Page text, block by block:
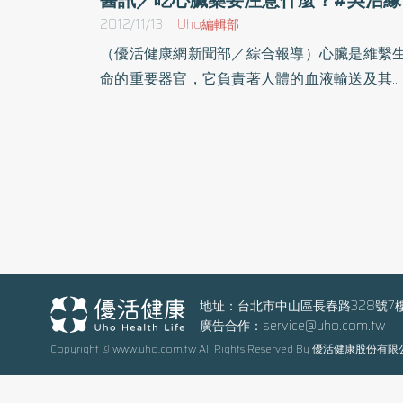
2012/11/13 Uho編輯部
（優活健康網新聞部／綜合報導）心臟是維繫
命的重要器官，它負責著人體的血液輸送及其他
（三）下午13：00～14：00地點：亞東醫
（新北市板橋區南雅南路二段21號）1樓思源
洽詢：02-7728-2123
地址：台北市中山區長春路328號7
廣告合作： service@uho.com.tw
Copyright © www.uho.com.tw All Rights Reserved By 優活健康股份有限